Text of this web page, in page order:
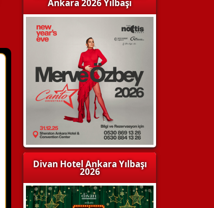
Ankara 2026 Yılbaşı
Divan Hotel Ankara Yılbaşı
2026